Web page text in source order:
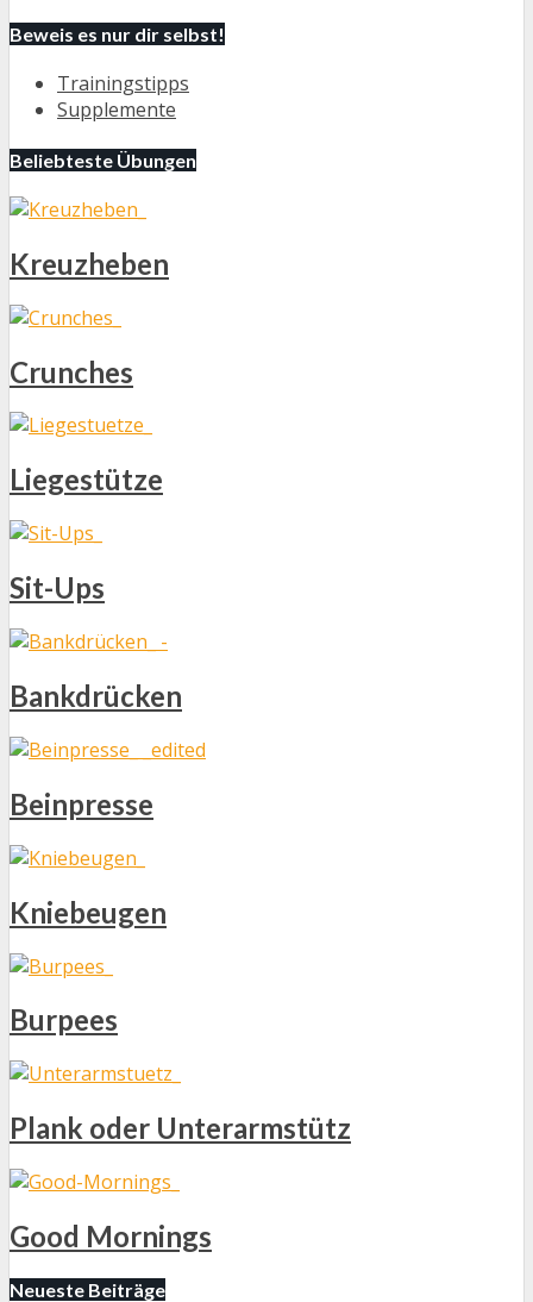
Beweis es nur dir selbst!
Trainingstipps
Supplemente
Beliebteste Übungen
Kreuzheben
Crunches
Liegestütze
Sit-Ups
Bankdrücken
Beinpresse
Kniebeugen
Burpees
Plank oder Unterarmstütz
Good Mornings
Neueste Beiträge